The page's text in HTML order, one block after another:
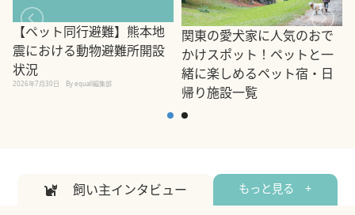
【ペット同行避難】熊本地
震における動物避難所開設
状況
2026年7月30日 By equall編集部
関東の愛犬家に人気のおで
かけスポット！ペットと一
緒に楽しめるペット宿・日
帰り施設一覧
飼い主インタビュー もっと見る +